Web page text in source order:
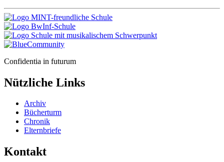
Confidentia in futurum
Nützliche Links
Archiv
Bücherturm
Chronik
Elternbriefe
Kontakt